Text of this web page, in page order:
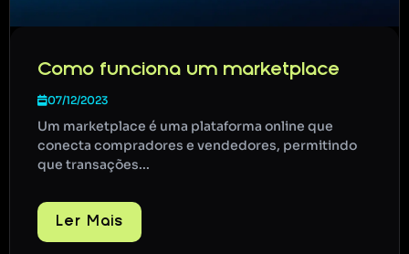
Como funciona um marketplace
07/12/2023
Um marketplace é uma plataforma online que
conecta compradores e vendedores, permitindo
que transações...
Ler Mais